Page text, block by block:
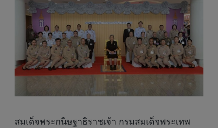
สมเด็จพระกนิษฐาธิราชเจ้า กรมสมเด็จพระเทพ